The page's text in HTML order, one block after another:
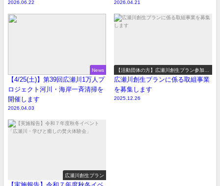
2026.06.22 2026.04.21
News
【4/25(土)】第39回広瀬川1万人プ
ロジェクト河川・海岸一斉清掃を
開催します
2026.04.03
【活動団体の方】広瀬川創生プラン参加事
業の募集
広瀬川創生プランに係る取組事業
を募集します
2025.12.26
広瀬川創生プラン